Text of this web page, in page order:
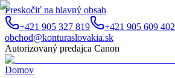
Preskočiť na hlavný obsah
+421 905 327 819
+421 905 609 402
obchod@konturaslovakia.sk
Autorizovaný predajca Canon
Domov